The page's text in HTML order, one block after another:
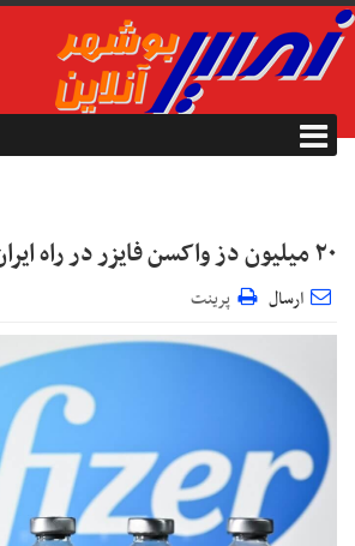
۲۰ میلیون دز واکسن فایزر در راه ایران
ارسال پرینت